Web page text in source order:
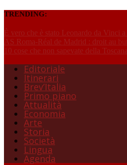
TRENDING:
È vero che è stato Leonardo da Vinci a
AS Roma-Réal de Madrid : droit au
10 cose che non sapevate della Toscana
Editoriale
Itinerari
Brev’Italia
Primo piano
Attualità
Economia
Arte
Storia
Società
Lingua
Agenda